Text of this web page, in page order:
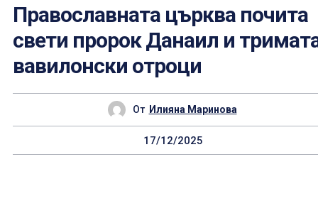
Православната църква почита
свети пророк Данаил и
вавилонски отроци
От Илияна Маринова
17/12/2025